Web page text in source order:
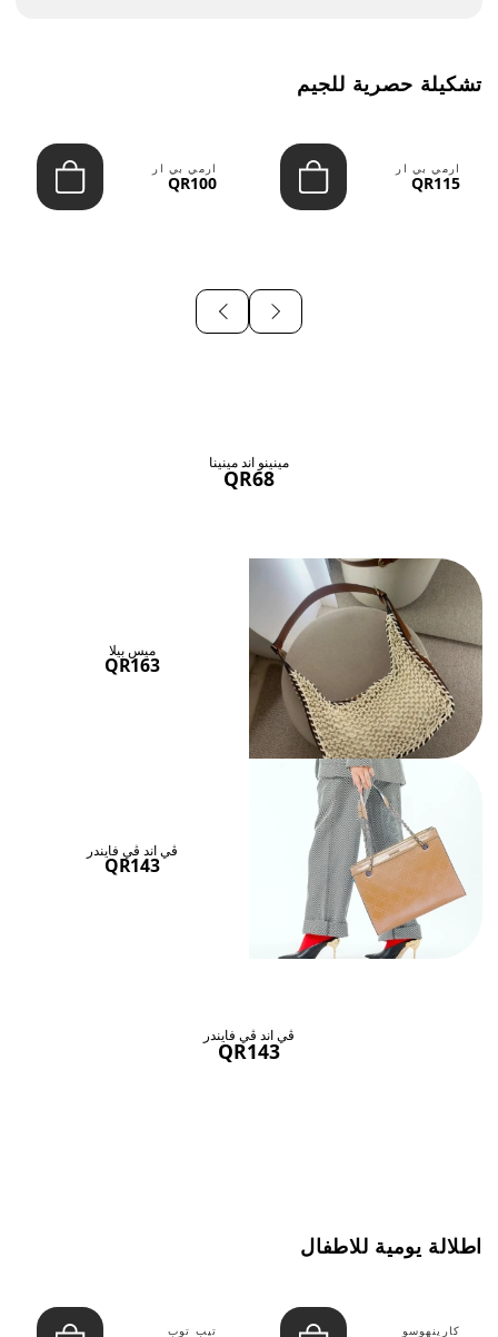
تشكيلة حصرية للجيم
ارمي بي ار
QR115
ارمي بي ار
QR100
مينينو اند مينينا
QR68
ميس بيلا
QR163
ڤي اند ڤي فايندر
QR143
ڤي اند ڤي فايندر
QR143
اطلالة يومية للاطفال
كارينهوسو تيب توب